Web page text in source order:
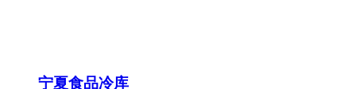
宁夏食品冷库